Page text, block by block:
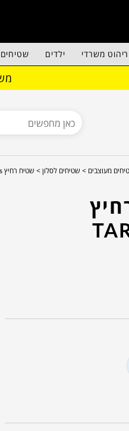
ריהוט משרדי ילדים שטיחים
מעוצבים > שטיחים לסלון > שטיח רחיץ tartan s